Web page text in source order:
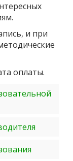
и при
оплаты.